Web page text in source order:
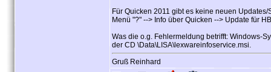
Für Quicken 2011 gibt es keine neuen
Menü "?" --> Info über Quicken --> Update für
Was die o.g. Fehlermeldung betrifft: Windows-
der CD \Data\LISA\lexwareinfoservice.msi.
Gruß Reinhard